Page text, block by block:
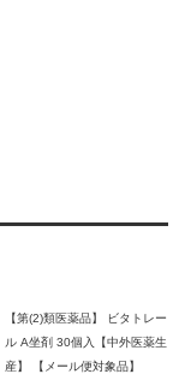
【第(2)類医薬品】 ビタトレー
ル A坐剤 30個入【中外医薬生
産】 【メール便対象品】